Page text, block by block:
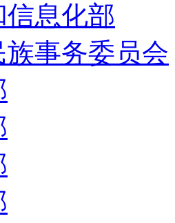
息化部
族事务委员会